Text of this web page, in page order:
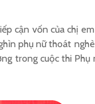
cận vốn của chị
phụ nữ thoát
trong cuộc thi